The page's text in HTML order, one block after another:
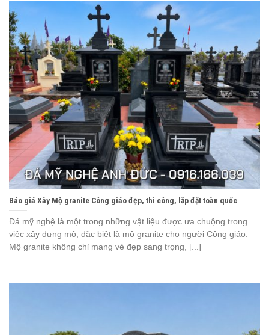
Báo giá Xây Mộ granite Công giáo đẹp, thi công, lắp đặt toàn quốc
Đá mỹ nghệ là một trong những vật liệu được ưa chuộng trong
việc xây dựng mộ, đặc biệt là mộ granite cho người Công giáo.
Mộ granite không chỉ mang vẻ đẹp sang trọng, [...]